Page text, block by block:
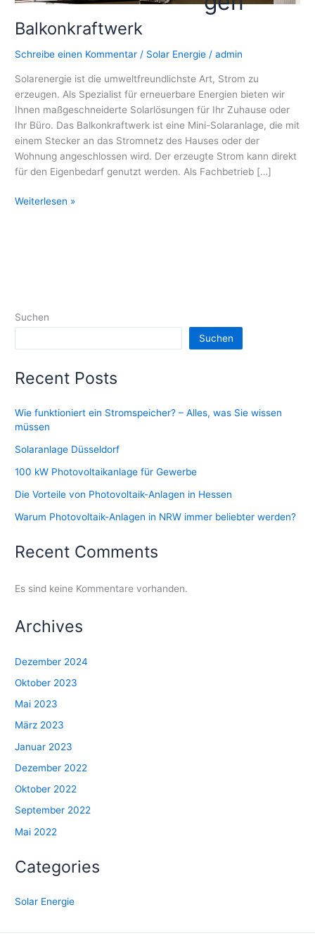
Balkonkraftwerk
Schreibe einen Kommentar / Solar Energie /admin
Solarenergie ist die umweltfreundlichste Art, Strom zu
erzeugen. Als Spezialist für erneuerbare Energien bieten wir
Ihnen maßgeschneiderte Solarlösungen für Ihr Zuhause oder
Ihr Büro. Das Balkonkraftwerk ist eine Mini-Solaranlage, die mit
einem Stecker an das Stromnetz des Hauses oder der
Wohnung angeschlossen wird. Der erzeugte Strom kann direkt
für den Eigenbedarf genutzt werden. Als Fachbetrieb […]
Balkonkraftwerk
Weiterlesen »
Suchen
Suchen
Recent Posts
Wie funktioniert ein Stromspeicher? – Alles, was Sie wissen
müssen
Solaranlage Düsseldorf
100 kW Photovoltaikanlage für Gewerbe
Die Vorteile von Photovoltaik-Anlagen in Hessen
Warum Photovoltaik-Anlagen in NRW immer beliebter werden?
Recent Comments
Es sind keine Kommentare vorhanden.
Archives
Dezember 2024
Oktober 2023
Mai 2023
März 2023
Januar 2023
Dezember 2022
Oktober 2022
September 2022
Mai 2022
Categories
Solar Energie